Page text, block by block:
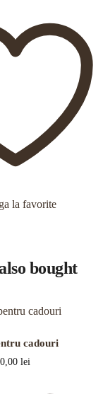
la favorite
bought
cadouri
0,00lei